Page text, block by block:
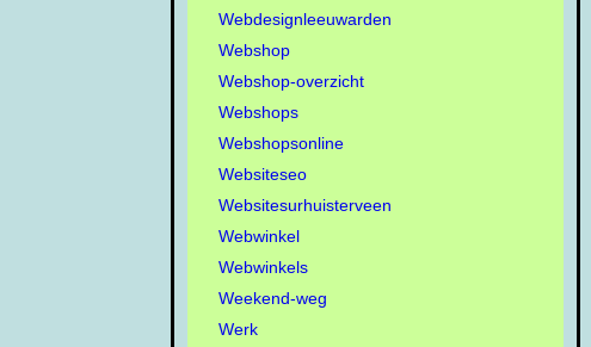
Webdesignleeuwarden
Webshop
Webshop-overzicht
Webshops
Webshopsonline
Websiteseo
Websitesurhuisterveen
Webwinkel
Webwinkels
Weekend-weg
Werk